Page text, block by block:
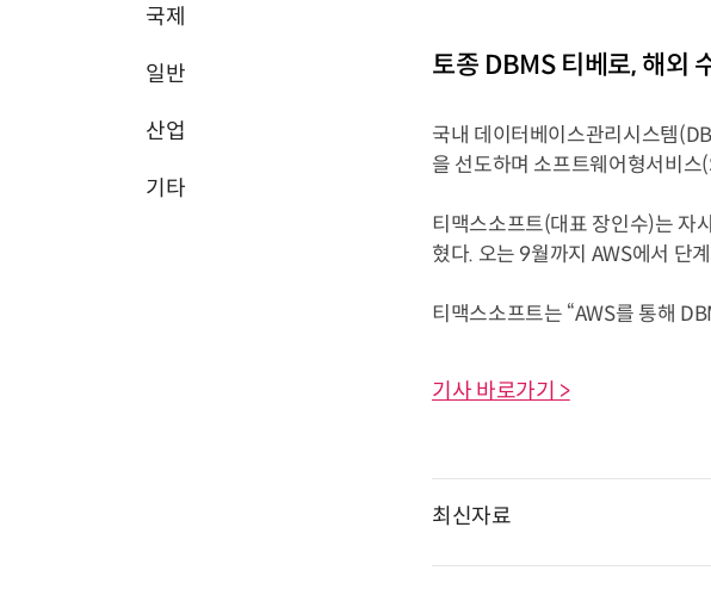
국제
일반
산업
기타
토종 DBMS 티베로, 해외
국내 데이터베이스관리시스템
을 선도하며 소프트웨어형서비
티맥스소프트(대표 장인수)는 자
혔다. 오는 9월까지 AWS에서 단
티맥스소프트는 “AWS를 통해
기사 바로가기 >
최신자료